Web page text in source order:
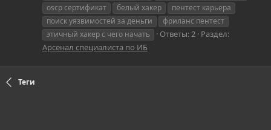
oscp сертификат
белый хакер
пентест карьера
поиск уязвимостей за деньги
фриланс пентест
этичный хакер с чего начать
Ответы: 2 Раздел:
Арсенал специалиста по ИБ
Теги